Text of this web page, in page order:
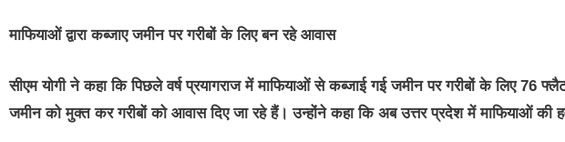
माफियाओं द्वारा कब्जाए जमीन पर गरीबों के लिए बन रहे आवास
सीएम योगी ने कहा कि पिछले वर्ष प्रयागराज में माफियाओं से कब्जाई गई जमीन पर गरीबों के लिए 76
जमीन को मुक्त कर गरीबों को आवास दिए जा रहे हैं। उन्होंने कहा कि अब उत्तर प्रदेश में माफियाओं की